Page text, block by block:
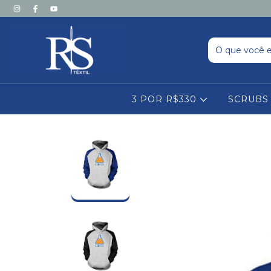
3 POR R$330 SCRUBS